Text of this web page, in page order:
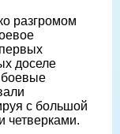
разгромом
доселе
боевые
с большой
четверками.